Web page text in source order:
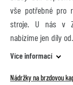
vše potřebné pro
stroje. U nás v
nabízíme jen díly od
Více informací
Nádržky na brzdovou